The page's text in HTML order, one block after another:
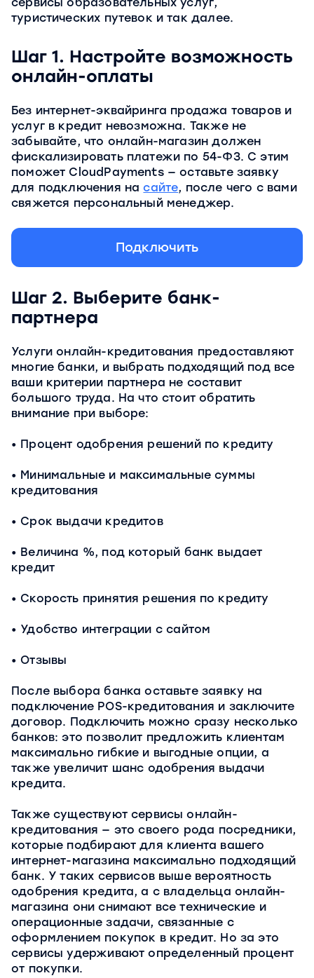
туристических путевок и так далее.
Шаг 1. Настройте возможность
онлайн-оплаты
Без интернет-эквайринга продажа товаров и
услуг в кредит невозможна. Также не
забывайте, что онлайн-магазин должен
фискализировать платежи по 54-ФЗ. С этим
поможет CloudPayments — оставьте заявку
для подключения насайте, после чего с вами
свяжется персональный менеджер.
Подключить
Шаг 2. Выберите банк-
партнера
Услуги онлайн-кредитования предоставляют
многие банки, и выбрать подходящий под все
ваши критерии партнера не составит
большого труда. На что стоит обратить
внимание при выборе:
Процент одобрения решений по кредиту
Минимальные и максимальные суммы
кредитования
Срок выдачи кредитов
Величина %, под который банк выдает
кредит
Скорость принятия решения по кредиту
Удобство интеграции с сайтом
Отзывы
После выбора банка оставьте заявку на
подключение POS-кредитования и заключите
договор. Подключить можно сразу несколько
банков: это позволит предложить клиентам
максимально гибкие и выгодные опции, а
также увеличит шанс одобрения выдачи
кредита.
Также существуют сервисы онлайн-
кредитования — это своего рода посредники,
которые подбирают для клиента вашего
интернет-магазина максимально подходящий
банк. У таких сервисов выше вероятность
одобрения кредита, а с владельца онлайн-
магазина они снимают все технические и
операционные задачи, связанные с
оформлением покупок в кредит. Но за это
сервисы удерживают определенный процент
от покупки.